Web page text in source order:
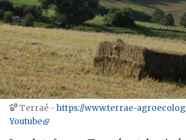
Aller à :navigation,rechercher
Terraé - https://www.terrae-
Youtube